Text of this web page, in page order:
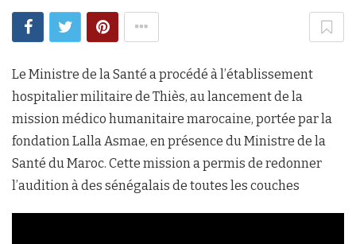
Le Ministre de la Santé a procédé à l’établissement
hospitalier militaire de Thiès, au lancement de la
mission médico humanitaire marocaine, portée par la
fondation Lalla Asmae, en présence du Ministre de la
Santé du Maroc. Cette mission a permis de redonner
l’audition à des sénégalais de toutes les couches